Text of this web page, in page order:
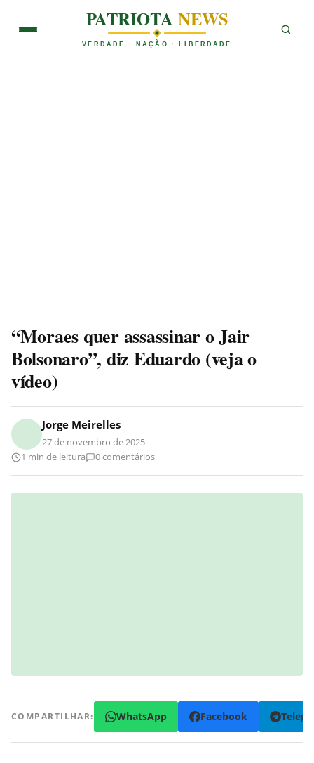
PATRIOTANEWS
VERDADE · NAÇÃO · LIBERDADE
“Moraes quer assassinar o Jair
Bolsonaro”, diz Eduardo (veja o
vídeo)
Jorge Meirelles
27 de novembro de 2025
1 min de leitura
0 comentários
COMPARTILHAR: WhatsApp Facebook